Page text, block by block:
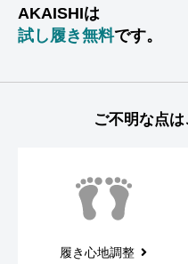
AKAISHIは
試し履き無料です。
ご不明な点
履き心地調整